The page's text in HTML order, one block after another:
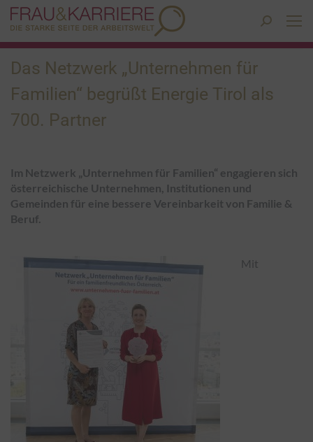
Search:
Das Netzwerk „Unternehmen für
Familien“ begrüßt Energie Tirol als
700. Partner
Im Netzwerk „Unternehmen für Familien“ engagieren sich
österreichische Unternehmen, Institutionen und
Gemeinden für eine bessere Vereinbarkeit von Familie &
Beruf.
Mit